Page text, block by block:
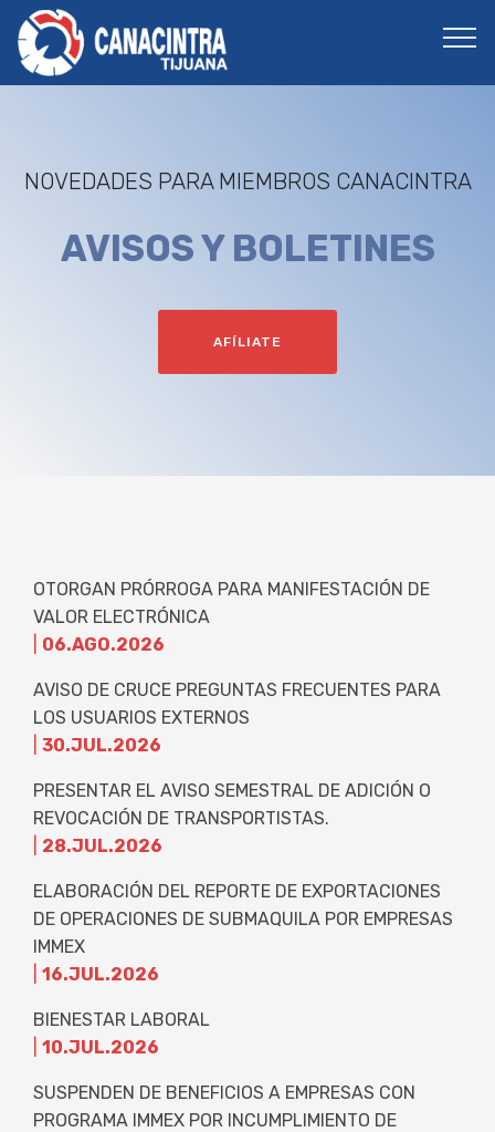
NOVEDADES PARA MIEMBROS CANACINTRA
AVISOS Y BOLETINES
AFÍLIATE
OTORGAN PRÓRROGA PARA MANIFESTACIÓN DE
VALOR ELECTRÓNICA
06.AGO.2026
AVISO DE CRUCE PREGUNTAS FRECUENTES PARA
LOS USUARIOS EXTERNOS
30.JUL.2026
PRESENTAR EL AVISO SEMESTRAL DE ADICIÓN O
REVOCACIÓN DE TRANSPORTISTAS.
28.JUL.2026
ELABORACIÓN DEL REPORTE DE EXPORTACIONES
DE OPERACIONES DE SUBMAQUILA POR EMPRESAS
IMMEX
16.JUL.2026
BIENESTAR LABORAL
10.JUL.2026
SUSPENDEN DE BENEFICIOS A EMPRESAS CON
PROGRAMA IMMEX POR INCUMPLIMIENTO DE